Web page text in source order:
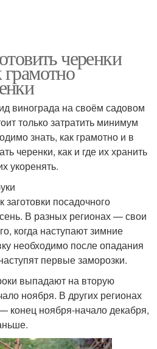
черенки
винограда на своём садовом
только затратить минимум
знать, как грамотно и в
черенки, как и где их хранить
укоренять.
посадочного
В разных регионах — свои
когда наступают зимние
необходимо после опадания
первые заморозки.
выпадают на вторую
ноября. В других регионах
конец ноября-начало декабря,